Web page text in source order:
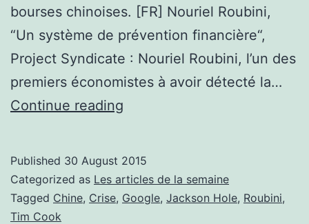
bourses chinoises. [FR] Nouriel Roubini,
“Un système de prévention financière“,
Project Syndicate : Nouriel Roubini, l’un des
premiers économistes à avoir détecté la…
Continue reading
la
semaine
Published 30 August 2015
Categorized as Les articles de la semaine
Tagged Chine, Crise, Google, Jackson Hole, Roubini,
Tim Cook